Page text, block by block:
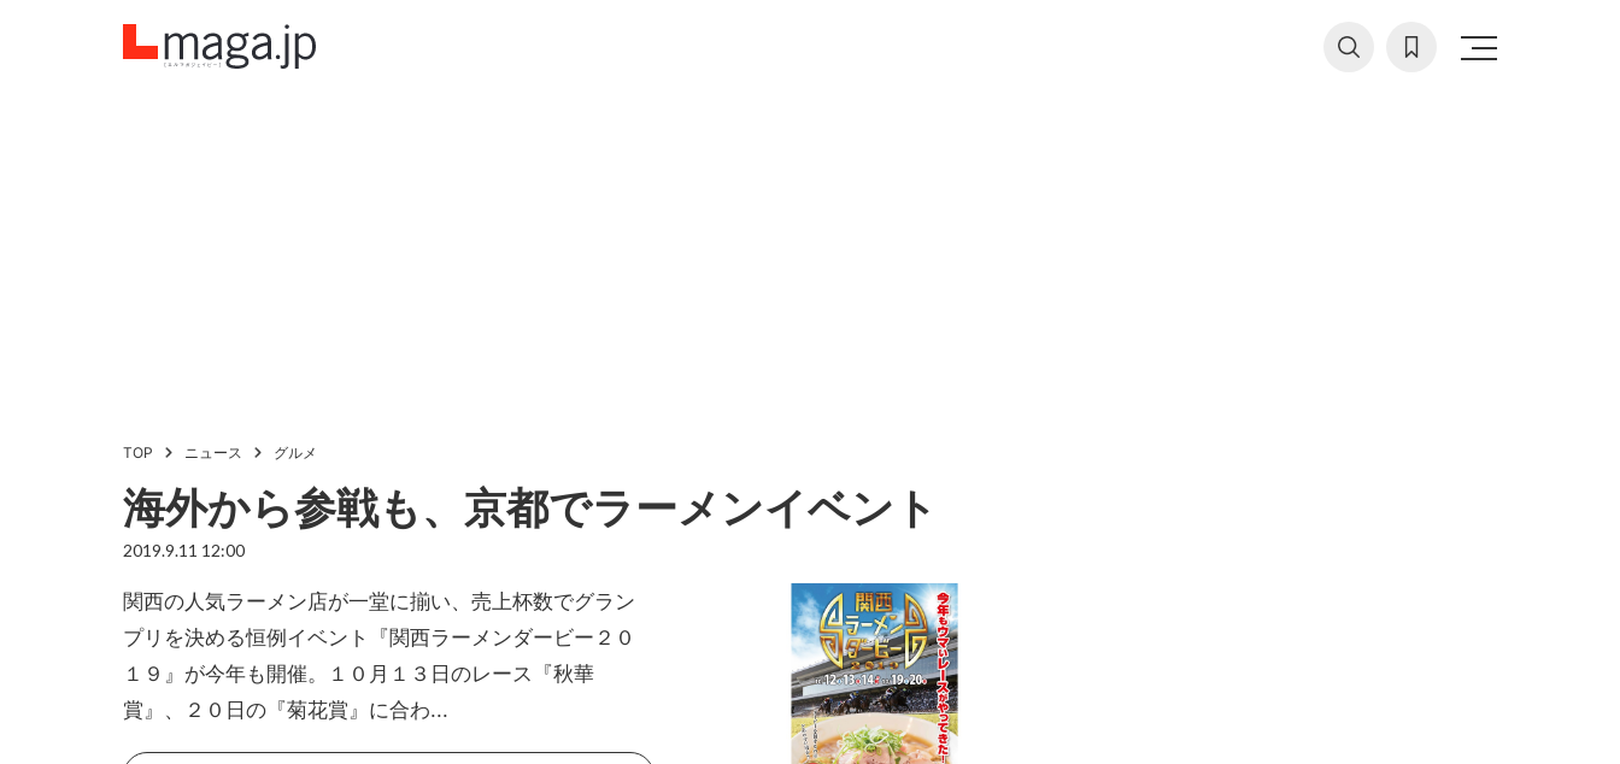
TOP ニュース グルメ
海外から参戦も、京都でラーメンイベント
2019.9.11 12:00
関西の人気ラーメン店が一堂に揃い、売上杯数でグラン
プリを決める恒例イベント『関西ラーメンダービー２０
１９』が今年も開催。１０月１３日のレース『秋華
賞』、２０日の『菊花賞』に合わ...